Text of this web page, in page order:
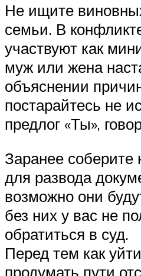
Не ищите
семьи. В
участвуют как
муж или жена
объяснении
постарайтесь не
предлог «Ты»,
Заранее
для развода
возможно они
без них у вас не
обратиться в суд.
Перед тем как
продумать пути